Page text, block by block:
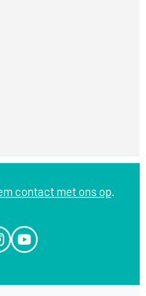
contact met ons op.
YouTube